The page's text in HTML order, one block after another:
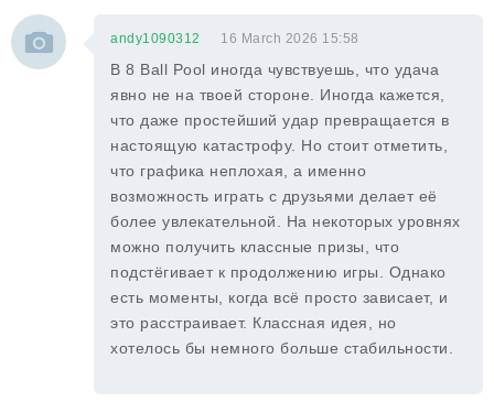
andy1090312 16 March 2026 15:58
В 8 Ball Pool иногда чувствуешь, что удача
явно не на твоей стороне. Иногда кажется,
что даже простейший удар превращается в
настоящую катастрофу. Но стоит отметить,
что графика неплохая, а именно
возможность играть с друзьями делает её
более увлекательной. На некоторых уровнях
можно получить классные призы, что
подстёгивает к продолжению игры. Однако
есть моменты, когда всё просто зависает, и
это расстраивает. Классная идея, но
хотелось бы немного больше стабильности.